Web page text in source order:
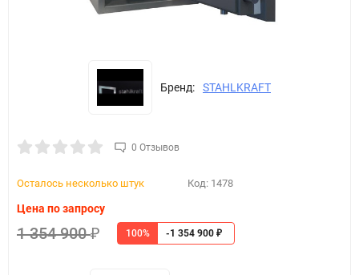
Бренд: STAHLKRAFT
0 Отзывов
Осталось несколько штук Код: 1478
Цена по запросу
1 354 900₽ 100% -1 354 900 ₽